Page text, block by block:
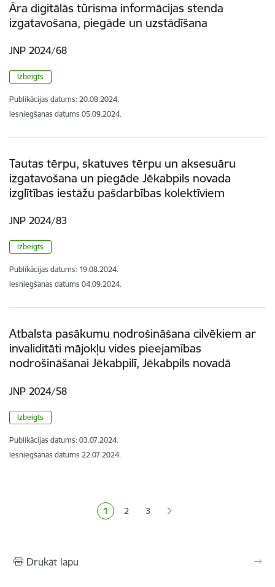
Āra digitālās tūrisma informācijas stenda
izgatavošana, piegāde un uzstādīšana
JNP 2024/68
Izbeigts
Publikācijas datums: 20.08.2024.
Iesniegšanas datums 05.09.2024.
Tautas tērpu, skatuves tērpu un aksesuāru
izgatavošana un piegāde Jēkabpils novada
izglītības iestāžu pašdarbības kolektīviem
JNP 2024/83
Izbeigts
Publikācijas datums: 19.08.2024.
Iesniegšanas datums 04.09.2024.
Atbalsta pasākumu nodrošināšana cilvēkiem ar
invaliditāti mājokļu vides pieejamības
nodrošināšanai Jēkabpilī, Jēkabpils novadā
JNP 2024/58
Izbeigts
Publikācijas datums: 03.07.2024.
Iesniegšanas datums 22.07.2024.
Pašreizējā lapa
1 Lapa
2 Lapa
3
Drukāt lapu